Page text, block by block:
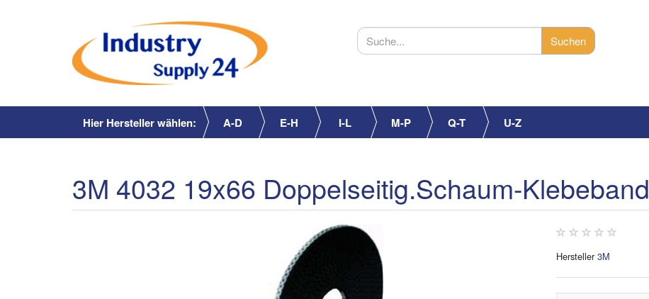
Hier Hersteller wählen: A-D E-H I-L M-P Q-T U-Z
3M 4032 19x66 Doppelseitig.Schaum-Klebeband
Hersteller 3M